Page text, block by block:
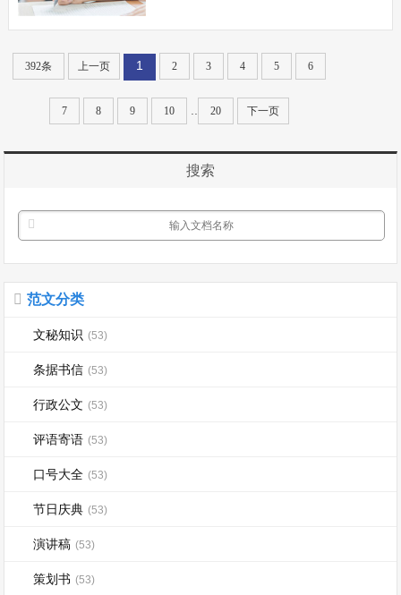
学生会职位的头衔，而是为了能主动地承
己力量的责任。 假如我当上了学生会
自己各...
392条 上一页 1 2 3 4 5 6
7 8 9 10 20 下一页
搜索
范文分类
文秘知识 (53)
条据书信 (53)
行政公文 (53)
评语寄语 (53)
口号大全 (53)
节日庆典 (53)
演讲稿 (53)
策划书 (53)